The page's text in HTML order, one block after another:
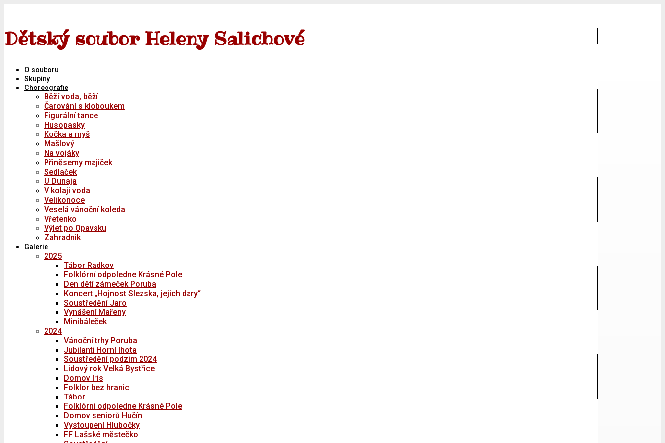
Dětský soubor Heleny Salichové
O souboru
Skupiny
Choreografie
Běží voda, běží
Čarování s kloboukem
Figurální tance
Husopasky
Kočka a myš
Mašlový
Na vojáky
Přiněsemy majiček
Sedlaček
U Dunaja
V kolaji voda
Velikonoce
Veselá vánoční koleda
Vřetenko
Výlet po Opavsku
Zahradnik
Galerie
2025
Tábor Radkov
Folklórní odpoledne Krásné Pole
Den dětí zámeček Poruba
Koncert „Hojnost Slezska, jejich dary“
Soustředění Jaro
Vynášení Mařeny
Minibáleček
2024
Vánoční trhy Poruba
Jubilanti Horní lhota
Soustředění podzim 2024
Lidový rok Velká Bystřice
Domov Iris
Folklor bez hranic
Tábor
Folklórní odpoledne Krásné Pole
Domov seniorů Hučín
Vystoupení Hlubočky
FF Lašské městečko